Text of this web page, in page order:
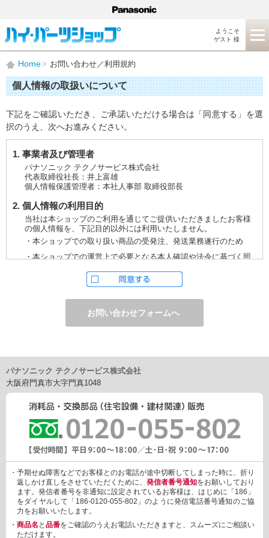
ようこそ
ゲスト 様
Home お問い合わせ／利用規約
個人情報の取扱いについて
下記をご確認いただき、ご承諾いただける場合は「同意する」を選
択のうえ、次へお進みください。
1. 事業者及び管理者
パナソニック テクノサービス株式会社
代表取締役社長：井上富雄
個人情報保護管理者：本社人事部 取締役部長
2. 個人情報の利用目的
当社は本ショップのご利用を通じてご提供いただきましたお客様
の個人情報を、下記目的以外には利用いたしません。
・本ショップでの取り扱い商品の受発注、発送業務遂行のため
・本ショップでの運営上で必要となる本人確認や法令に基づく照
ただし、お申し込みフォーム上でご希望の方のみに、下記サービ
・電子メール、ダイレクトメールなどによる情報のご提供
（1）ご提供情報の分野
・住宅関連設備・建材、家電製品、住まいづくり(新築・リフォー
車載関連商品など
（2）ご提供情報の概要
・商品、サービスに関するご提案
・商品サポート、メンテナンスに関するご提案
・キャンペーン、フェアー、イベントに関する情報ご提供
・アンケート、商品モニターに関する情報ご提供など
3. 個人情報の提供
あらかじめご本人様からご了解いただいている場合や法令で認め
られている場合を除き、個人情報を第三者に提供または開示いた
しません。
しかしながら、お客様がクレジットカード決済をご利用される場
合に限り、カード発行会社が行なう不正利用検知・防止「3Dセキ
ュア2.0」のために、お客様が利用するカード発行会社及び、決済
代行会社：GMOペイメントゲートウェイ（第三者）に、下記の情
報を開示し、本人認証を行います。
・金額など、決済に関する情報
パナソニック テクノサービス株式会社
大阪府門真市大字門真1048
・予期せぬ障害などでお客様とのお電話が途中切断してしまった時に、折り
返しかけ直しをさせていただくために、 発信者番号通知をお願いしており
ます。発信者番号を非通知に設定されているお客様は、はじめに「186」
をダイヤルして「186-0120-055-802」のように発信電話番号通知のご協
力をお願いいたします。
・ 商品名 と 品番をご確認のうえお電話いただきますと、スムーズにご相談い
ただけます。